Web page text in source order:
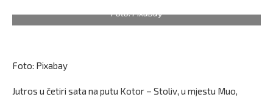
Foto: Pixabay
Foto: Pixabay
Jutros u četiri sata na putu Kotor – Stoliv, u mjestu Muo,